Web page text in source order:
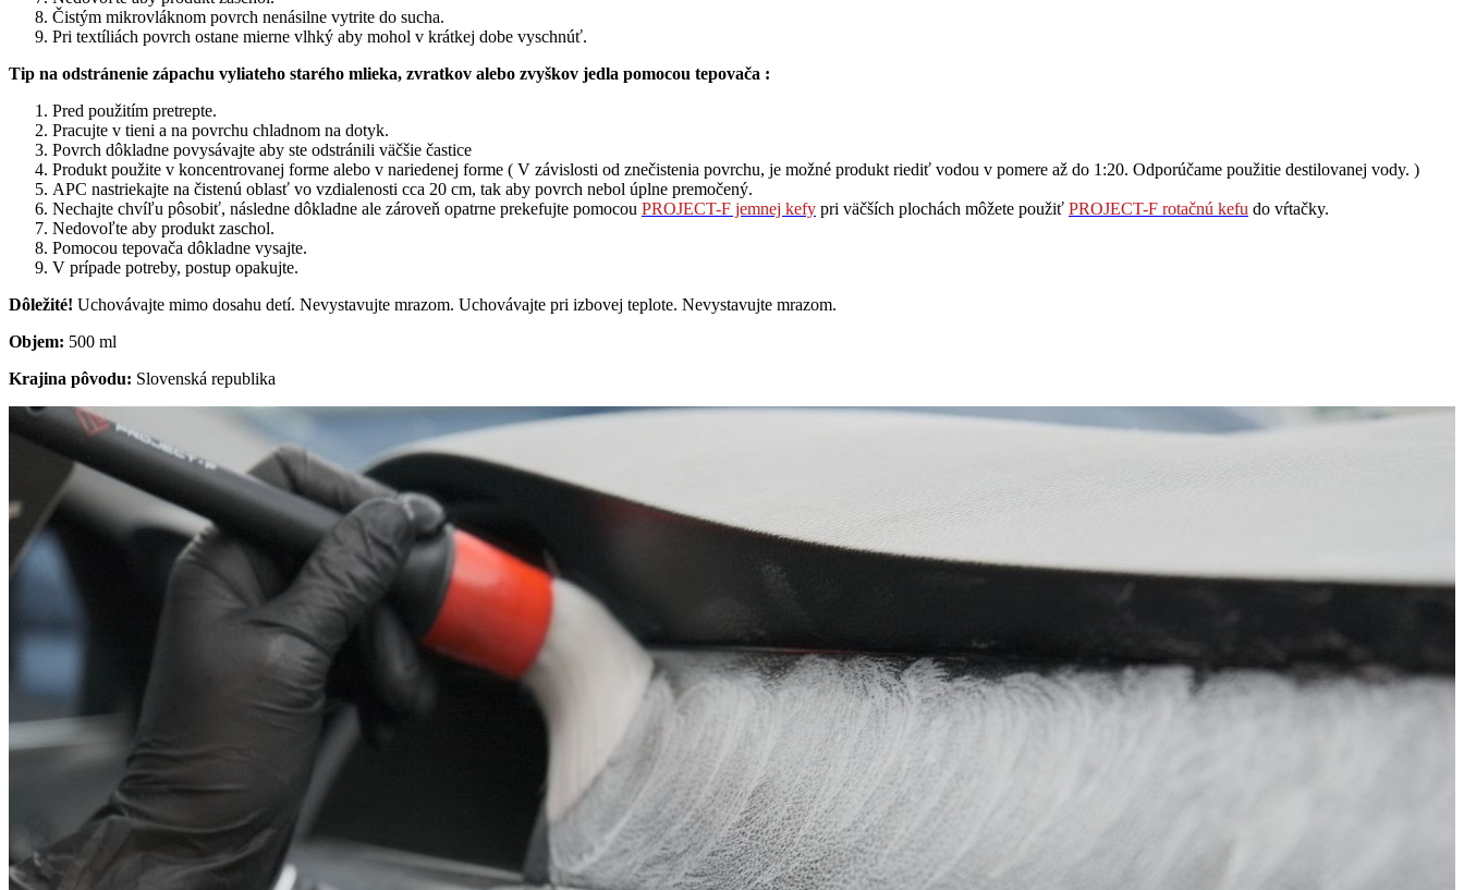
Čistým mikrovláknom povrch nenásilne vytrite do sucha.
Pri textíliách povrch ostane mierne vlhký aby mohol v krátkej dobe vyschnúť.
Tip na odstránenie zápachu vyliateho starého mlieka, zvratkov alebo zvyškov jedla pomocou tepovača :
Pred použitím pretrepte.
Pracujte v tieni a na povrchu chladnom na dotyk.
Povrch dôkladne povysávajte aby ste odstránili väčšie častice
Produkt použite v koncentrovanej forme alebo v nariedenej forme ( V závislosti od znečistenia povrchu, je možné produkt riediť vodou v pomere až do 1:20. Odporúčame použitie destilovanej vody. )
APC nastriekajte na čistenú oblasť vo vzdialenosti cca 20 cm, tak aby povrch nebol úplne premočený.
Nechajte chvíľu pôsobiť, následne dôkladne ale zároveň opatrne prekefujte pomocou PROJECT-F jemnej kefy pri väčších plochách môžete použiť PROJECT-F rotačnú kefu do vŕtačky.
Nedovoľte aby produkt zaschol.
Pomocou tepovača dôkladne vysajte.
V prípade potreby, postup opakujte.
Dôležité! Uchovávajte mimo dosahu detí. Nevystavujte mrazom. Uchovávajte pri izbovej teplote. Nevystavujte mrazom.
Objem: 500 ml
Krajina pôvodu: Slovenská republika